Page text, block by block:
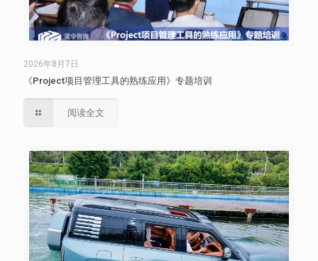
2026年8月7日
《Project项目管理工具的熟练应用》专题培训
阅读全文